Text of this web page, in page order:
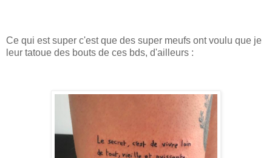
Ce qui est super c'est que des super meufs ont voulu que je
leur tatoue des bouts de ces bds, d'ailleurs :